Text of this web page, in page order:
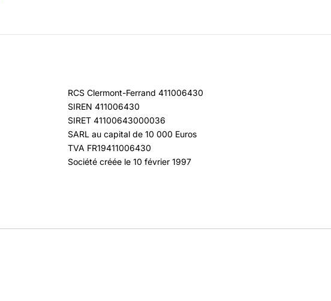
RCS Clermont-Ferrand 411006430
SIREN 411006430
SIRET 41100643000036
SARL au capital de 10 000 Euros
TVA FR19411006430
Société créée le 10 février 1997